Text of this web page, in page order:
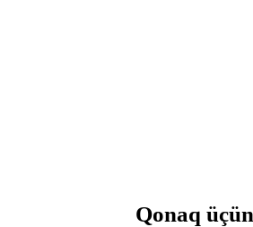
Qonaq